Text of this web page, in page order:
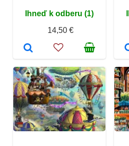
Ihneď k odberu (1)
14,50 €